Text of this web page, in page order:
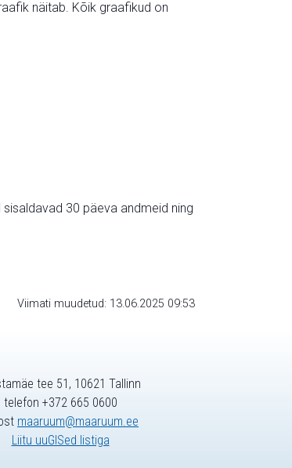
näitab. Kõik graafikud on
30 päeva andmeid ning
Viimati muudetud: 13.06.2025 09:53
tee 51, 10621 Tallinn
telefon +372 665 0600
maaruum@maaruum.ee
Liitu uuGISed listiga